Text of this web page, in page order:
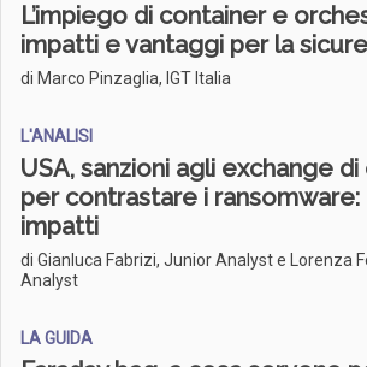
L’impiego di container e
impatti e vantaggi per la
di Marco Pinzaglia, IGT Italia
L'ANALISI
USA, sanzioni agli exchange
per contrastare i ransomware:
impatti
di Gianluca Fabrizi, Junior Analyst e Lorenza
Analyst
LA GUIDA